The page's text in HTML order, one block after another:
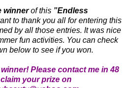
winnerof this ”Endless
to thank you all for entering this
by all those entries. It was nice
fun activities. You can check
below to see if you won.
Please contact me in 48
your prize on